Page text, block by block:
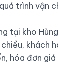
trình vận
tại kho
khách
hóa đơn